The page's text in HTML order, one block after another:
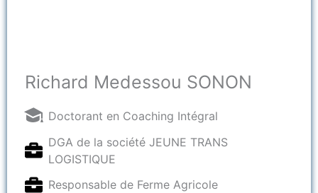
Richard Medessou SONON
Doctorant en Coaching Intégral
DGA de la société JEUNE TRANS
LOGISTIQUE
Responsable de Ferme Agricole